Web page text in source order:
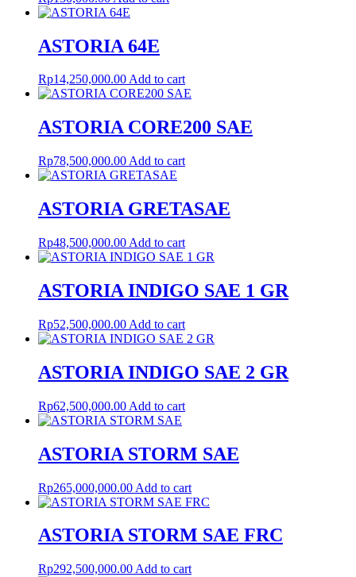
ASTORIA 64E
Rp14,250,000.00Add to cart
ASTORIA CORE200 SAE
Rp78,500,000.00 Add to cart
ASTORIA GRETASAE
Rp48,500,000.00 Add to cart
ASTORIA INDIGO SAE 1 GR
Rp52,500,000.00 Add to cart
ASTORIA INDIGO SAE 2 GR
Rp62,500,000.00 Add to cart
ASTORIA STORM SAE
Rp265,000,000.00 Add to cart
ASTORIA STORM SAE FRC
Rp292,500,000.00 Add to cart